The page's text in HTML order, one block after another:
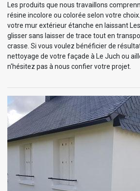
Les produits que nous travaillons
résine incolore ou colorée selon votre
votre mur extérieur étanche en laissant
glisser sans laisser de trace tout en
crasse. Si vous voulez bénéficier de
nettoyage de votre façade à Le Juch ou
n'hésitez pas à nous confier votre projet.